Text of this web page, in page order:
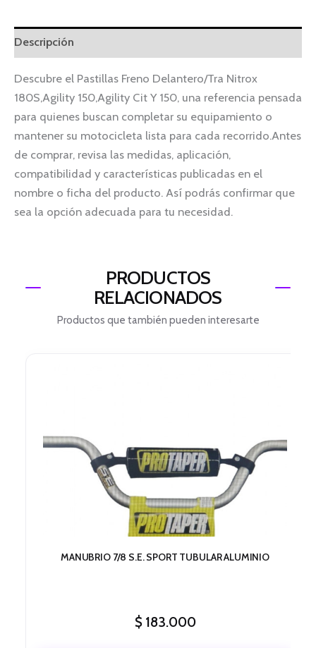
Descripción
Descubre el Pastillas Freno Delantero/Tra Nitrox
180S,Agility 150,Agility Cit Y 150, una referencia pensada
para quienes buscan completar su equipamiento o
mantener su motocicleta lista para cada recorrido.Antes
de comprar, revisa las medidas, aplicación,
compatibilidad y características publicadas en el
nombre o ficha del producto. Así podrás confirmar que
sea la opción adecuada para tu necesidad.
PRODUCTOS
RELACIONADOS
Productos que también pueden interesarte
MANUBRIO 7/8 S.E. SPORT TUBULAR ALUMINIO
$183.000